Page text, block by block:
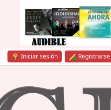
Iniciar sesión Registrarse